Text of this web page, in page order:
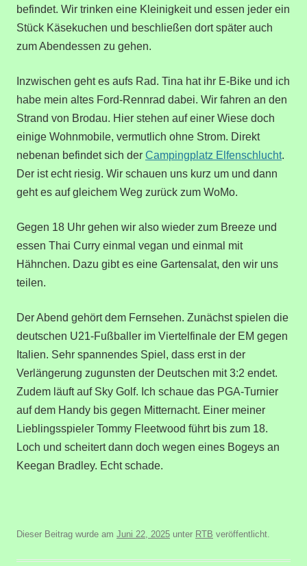
befindet. Wir trinken eine Kleinigkeit und essen jeder ein
Stück Käsekuchen und beschließen dort später auch
zum Abendessen zu gehen.
Inzwischen geht es aufs Rad. Tina hat ihr E-Bike und ich
habe mein altes Ford-Rennrad dabei. Wir fahren an den
Strand von Brodau. Hier stehen auf einer Wiese doch
einige Wohnmobile, vermutlich ohne Strom. Direkt
nebenan befindet sich der Campingplatz Elfenschlucht.
Der ist echt riesig. Wir schauen uns kurz um und dann
geht es auf gleichem Weg zurück zum WoMo.
Gegen 18 Uhr gehen wir also wieder zum Breeze und
essen Thai Curry einmal vegan und einmal mit
Hähnchen. Dazu gibt es eine Gartensalat, den wir uns
teilen.
Der Abend gehört dem Fernsehen. Zunächst spielen die
deutschen U21-Fußballer im Viertelfinale der EM gegen
Italien. Sehr spannendes Spiel, dass erst in der
Verlängerung zugunsten der Deutschen mit 3:2 endet.
Zudem läuft auf Sky Golf. Ich schaue das PGA-Turnier
auf dem Handy bis gegen Mitternacht. Einer meiner
Lieblingsspieler Tommy Fleetwood führt bis zum 18.
Loch und scheitert dann doch wegen eines Bogeys an
Keegan Bradley. Echt schade.
Dieser Beitrag wurde am Juni 22, 2025 unter RTB veröffentlicht.